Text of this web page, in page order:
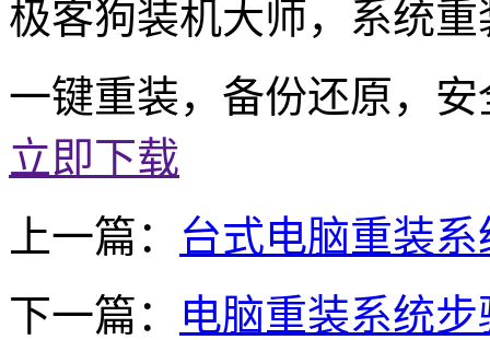
极客狗装机大师，系统
一键重装，备份还原，
立即下载
上一篇： 台式电脑重装
下一篇：
电脑重装系统